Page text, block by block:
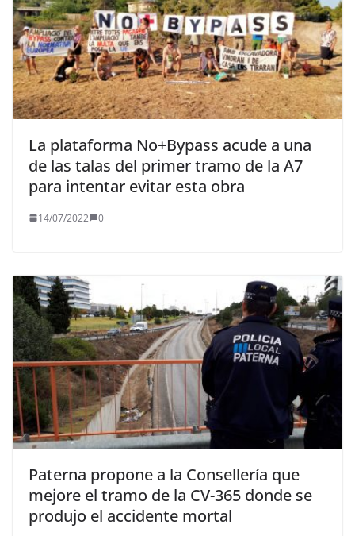
La plataforma No+Bypass acude a una
de las talas del primer tramo de la A7
para intentar evitar esta obra
14/07/2022 0
Paterna propone a la Consellería que
mejore el tramo de la CV-365 donde se
produjo el accidente mortal